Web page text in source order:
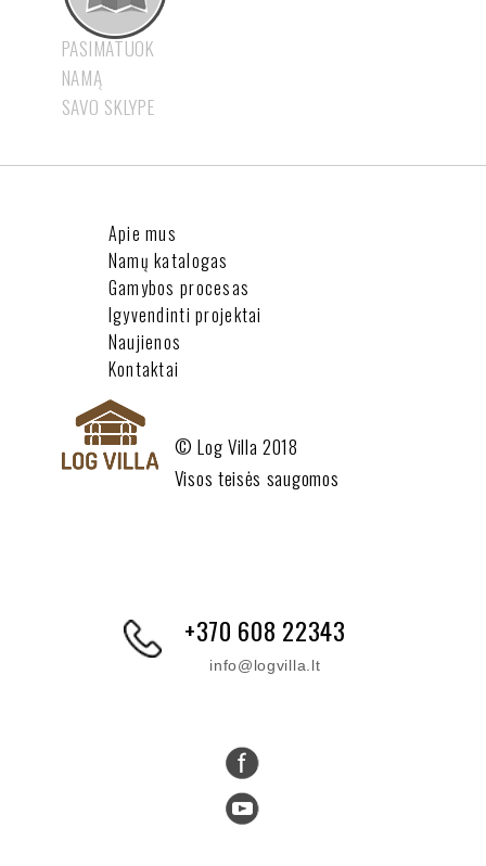
PASIMATUOK
NAMĄ
SAVO SKLYPE
Apie mus
Namų katalogas
Gamybos procesas
Igyvendinti projektai
Naujienos
Kontaktai
© Log Villa 2018
Visos teisės saugomos
+370 608 22343
info@logvilla.lt